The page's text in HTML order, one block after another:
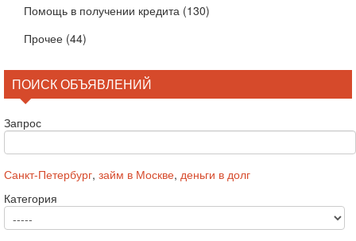
Помощь в получении кредита (130)
Прочее (44)
ПОИСК ОБЪЯВЛЕНИЙ
Запрос
Санкт-Петербург, займ в Москве, деньги в долг
Категория